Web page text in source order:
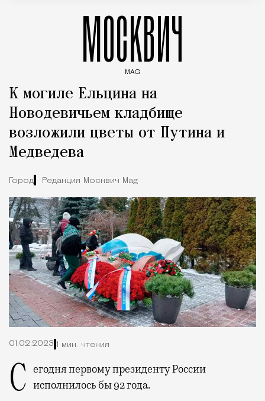
МОСКВИЧ
MAG
К могиле Ельцина на
Новодевичьем кладбище
возложили цветы от Путина и
Медведева
Город Редакция Москвич Mag
01.02.2023 1 мин. чтения
Сегодня первому президенту России исполнилось бы 92 года.